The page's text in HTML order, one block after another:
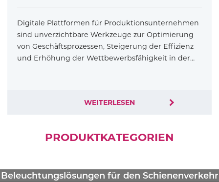
Digitale Plattformen für Produktionsunternehmen
sind unverzichtbare Werkzeuge zur Optimierung
von Geschäftsprozessen, Steigerung der Effizienz
und Erhöhung der Wettbewerbsfähigkeit in der…
WEITERLESEN
PRODUKTKATEGORIEN
Beleuchtungslösungen für den Schienenverkehr